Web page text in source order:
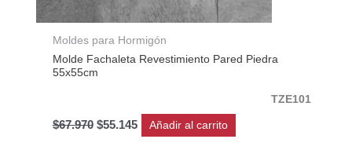
Moldes para Hormigón
Molde Fachaleta Revestimiento Pared Piedra
55x55cm
TZE101
$67.970 $55.145 Añadir al carrito